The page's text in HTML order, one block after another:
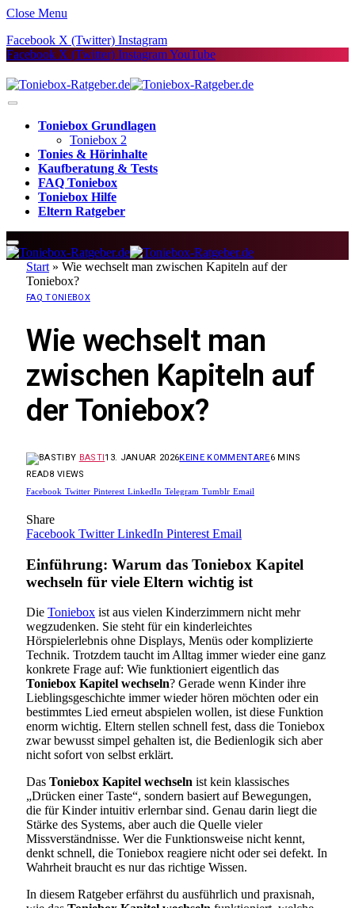
Close Menu
Facebook X (Twitter) Instagram
Facebook X (Twitter) InstagramYouTube
Toniebox Grundlagen
Toniebox 2
Tonies & Hörinhalte
Kaufberatung & Tests
FAQ Toniebox
Toniebox Hilfe
Eltern Ratgeber
Start » Wie wechselt man zwischen Kapiteln auf der
Toniebox?
FAQ TONIEBOX
Wie wechselt man
zwischen Kapiteln auf
der Toniebox?
BY BASTI13. JANUAR 2026KEINE KOMMENTARE6 MINS
READ8 VIEWS
Facebook Twitter Pinterest LinkedIn Telegram Tumblr Email
Share
Facebook Twitter LinkedIn Pinterest Email
Einführung: Warum das Toniebox Kapitel
wechseln für viele Eltern wichtig ist
Die Toniebox ist aus vielen Kinderzimmern nicht mehr
wegzudenken. Sie steht für ein kinderleichtes
Hörspielerlebnis ohne Displays, Menüs oder komplizierte
Technik. Trotzdem taucht im Alltag immer wieder eine ganz
konkrete Frage auf: Wie funktioniert eigentlich das
Toniebox Kapitel wechseln? Gerade wenn Kinder ihre
Lieblingsgeschichte immer wieder hören möchten oder ein
bestimmtes Lied erneut abspielen wollen, ist diese Funktion
enorm wichtig. Eltern stellen schnell fest, dass die Toniebox
zwar bewusst simpel gehalten ist, die Bedienlogik sich aber
nicht sofort von selbst erklärt.
Das Toniebox Kapitel wechseln ist kein klassisches
„Drücken einer Taste“, sondern basiert auf Bewegungen,
die für Kinder intuitiv erlernbar sind. Genau darin liegt die
Stärke des Systems, aber auch die Quelle vieler
Missverständnisse. Wer die Funktionsweise nicht kennt,
denkt schnell, die Toniebox reagiere nicht oder sei defekt. In
Wahrheit braucht es nur das richtige Wissen.
In diesem Ratgeber erfährst du ausführlich und praxisnah,